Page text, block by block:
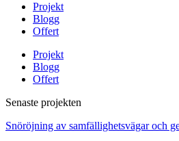
Projekt
Blogg
Offert
Projekt
Blogg
Offert
Senaste projekten
Snöröjning av samfällighetsvägar och